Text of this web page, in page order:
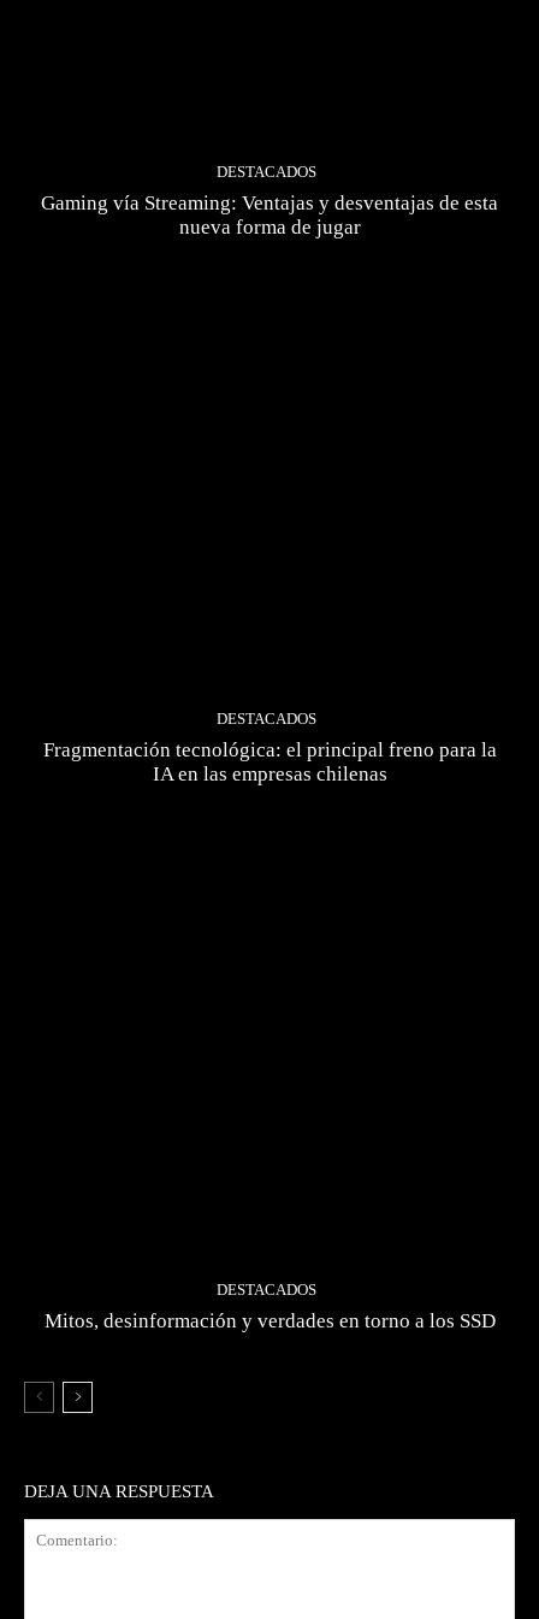
DESTACADOS
Gaming vía Streaming: Ventajas y desventajas de esta
nueva forma de jugar
DESTACADOS
Fragmentación tecnológica: el principal freno para la
IA en las empresas chilenas
DESTACADOS
Mitos, desinformación y verdades en torno a los SSD
DEJA UNA RESPUESTA